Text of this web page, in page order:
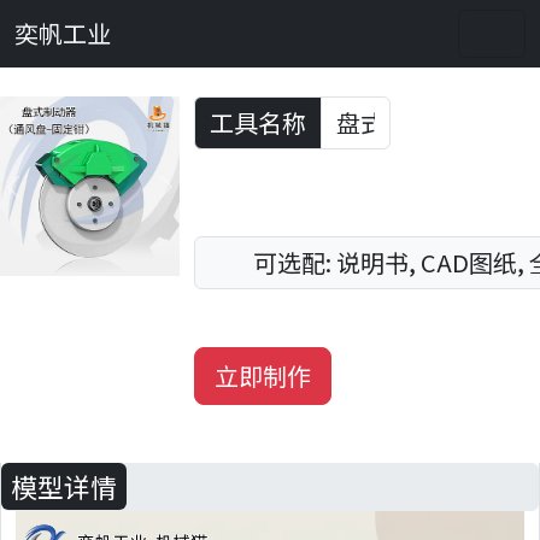
奕帆工业
Previous Next
工具名称
可选配: 说明书, CAD图纸,
立即制作
模型详情